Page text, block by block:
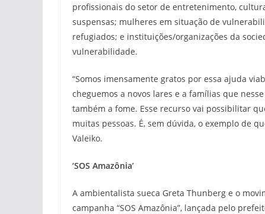
profissionais do setor de entretenimento,
suspensas; mulheres em situação de
refugiados; e instituições/organizações da
vulnerabilidade.
“Somos imensamente gratos por essa ajuda
cheguemos a novos lares e a famílias que
também a fome. Esse recurso vai possibilitar
muitas pessoas. É, sem dúvida, o exemplo de
Valeiko.
‘SOS Amazônia’
A ambientalista sueca Greta Thunberg e o
campanha “SOS Amazônia”, lançada pelo